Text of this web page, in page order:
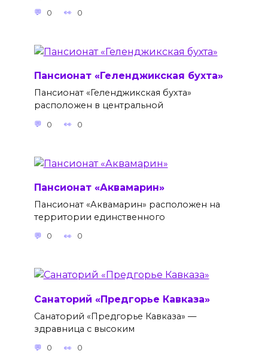
0 0
Пансионат «Геленджикская бухта»
Пансионат «Геленджикская бухта»
расположен в центральной
0 0
Пансионат «Аквамарин»
Пансионат «Аквамарин» расположен на
территории единственного
0 0
Санаторий «Предгорье Кавказа»
Санаторий «Предгорье Кавказа» —
здравница с высоким
0 0